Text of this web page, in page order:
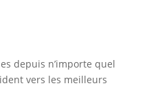
depuis n’importe quel
vers les meilleurs